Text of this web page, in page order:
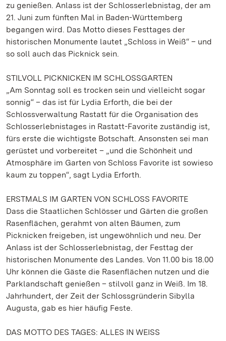
zu genießen. Anlass ist der Schlosserlebnistag, der am
21. Juni zum fünften Mal in Baden-Württemberg
begangen wird. Das Motto dieses Festtages der
historischen Monumente lautet „Schloss in Weiß“ – und
so soll auch das Picknick sein.
STILVOLL PICKNICKEN IM SCHLOSSGARTEN
„Am Sonntag soll es trocken sein und vielleicht sogar
sonnig“ – das ist für Lydia Erforth, die bei der
Schlossverwaltung Rastatt für die Organisation des
Schlosserlebnistages in Rastatt-Favorite zuständig ist,
fürs erste die wichtigste Botschaft. Ansonsten sei man
gerüstet und vorbereitet – „und die Schönheit und
Atmosphäre im Garten von Schloss Favorite ist sowieso
kaum zu toppen“, sagt Lydia Erforth.
ERSTMALS IM GARTEN VON SCHLOSS FAVORITE
Dass die Staatlichen Schlösser und Gärten die großen
Rasenflächen, gerahmt von alten Bäumen, zum
Picknicken freigeben, ist ungewöhnlich und neu. Der
Anlass ist der Schlosserlebnistag, der Festtag der
historischen Monumente des Landes. Von 11.00 bis 18.00
Uhr können die Gäste die Rasenflächen nutzen und die
Parklandschaft genießen – stilvoll ganz in Weiß. Im 18.
Jahrhundert, der Zeit der Schlossgründerin Sibylla
Augusta, gab es hier häufig Feste.
DAS MOTTO DES TAGES: ALLES IN WEISS